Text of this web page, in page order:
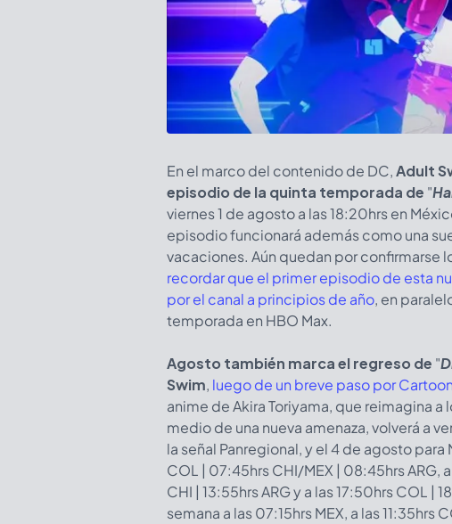
En el marco del contenido de DC,Adult
episodio de la quinta temporada de "
viernes 1 de agosto a las 18:20hrs en
episodio funcionará además como una
vacaciones. Aún quedan por confirmarse
recordar que el primer episodio de esta
por el canal a principios de año, en
temporada en HBO Max.
Agosto también marca el regreso de "
Swim, luego de un breve paso por
anime de Akira Toriyama, que reimagina
medio de una nueva amenaza, volverá a
la señal Panregional, y el 4 de agosto
COL | 07:45hrs CHI/MEX | 08:45hrs ARG,
CHI | 13:55hrs ARG y a las 17:50hrs COL |
semana a las 07:15hrs MEX, a las 11:35hrs